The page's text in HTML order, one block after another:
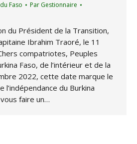
Faso Par Gestionnaire
du Président de la Transition,
Ibrahim Traoré, le 11
compatriotes, Peuples
Faso, de l’intérieur et de la
2022, cette date marque le
l’indépendance du Burkina
faire un…